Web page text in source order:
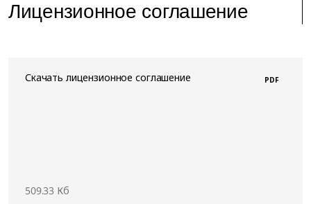
Лицензионное соглашение
Скачать лицензионное соглашение
509.33 Кб
PDF